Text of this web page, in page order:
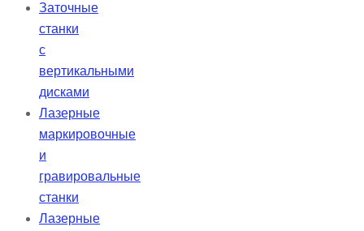
Заточные
станки
с
вертикальными
дисками
Лазерные
маркировочные
и
гравировальные
станки
Лазерные